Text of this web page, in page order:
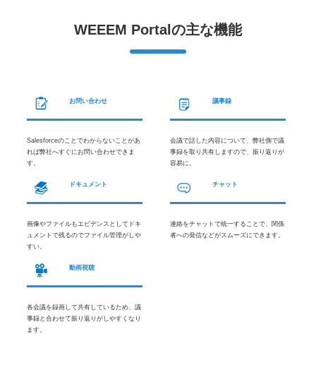
WEEEM Portalの主な機能
お問い合わせ
Salesforceのことでわからないことがあ
れば弊社へすぐにお問い合わせできま
す。
議事録
会議で話した内容について、弊社側で議
事録を取り共有しますので、振り返りが
容易に。
ドキュメント
画像やファイルもエビデンスとしてドキ
ュメントで残るのでファイル管理がしや
すい。
チャット
連絡をチャットで統一することで、関係
者への発信などがスムーズにできます。
動画視聴
各会議を録画して共有しているため、議
事録と合わせて振り返りがしやすくなり
ます。